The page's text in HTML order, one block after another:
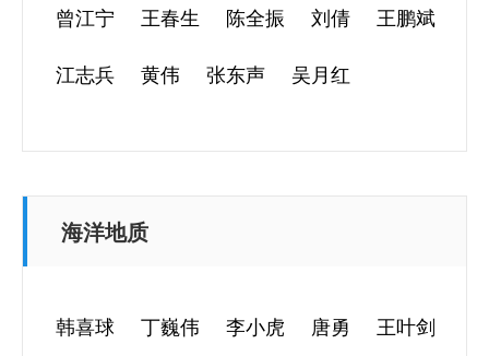
曾江宁 王春生 陈全振 刘倩
王鹏斌
江志兵
黄伟 张东声 吴月红
海洋地质
韩喜球 丁巍伟 李小虎 唐勇 王叶剑